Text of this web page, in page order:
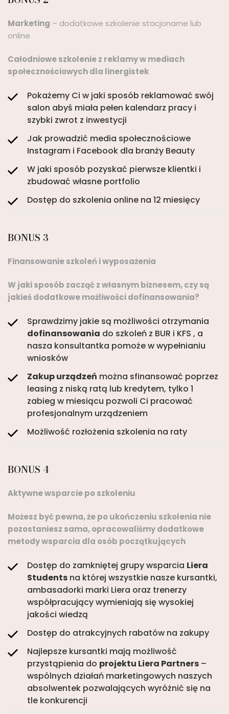
Marketing – dodatkowe szkolenie stacjonarne lub
online
Całodniowe szkolenie z reklamy w mediach
społecznościowych dla linergistek
Pokażemy Ci w jaki sposób reklamować swój
salon abyś miała pełen kalendarz pracy i
szybki zwrot z inwestycji
Jak prowadzić media społecznościowe
Instagram i Facebook dla branży Beauty
W jaki sposób pozyskać pierwsze klientki i
zbudować własne portfolio
Dostęp do szkolenia online na 12 miesięcy
BONUS 3
Finansowanie szkoleń i wyposażenia
W jaki sposób zacząć z własnym biznesem, czy są
jakieś dodatkowe możliwości dofinansowania?
Sprawdzimy jakie są możliwości otrzymania
dofinansowania do szkoleń z BUR i KFS , a
nasza konsultantka pomoże w wypełnianiu
wniosków
Zakup urządzeń można sfinansować poprzez
leasing z niską ratą lub kredytem, tylko 1
zabieg w miesiącu pozwoli Ci pracować
profesjonalnym urządzeniem
Możliwość rozłożenia szkolenia na raty
BONUS 4
Aktywne wsparcie po szkoleniu
Możesz być pewna, że po ukończeniu szkolenia nie
pozostaniesz sama, opracowaliśmy dodatkowe
metody wsparcia dla osób początkujących
Dostęp do zamkniętej grupy wsparcia Liera
Students na której wszystkie nasze kursantki,
ambasadorki marki Liera oraz trenerzy
współpracujący wymieniają się wysokiej
jakości wiedzą
Dostęp do atrakcyjnych rabatów na zakupy
Najlepsze kursantki mają możliwość
przystąpienia do projektu Liera Partners –
wspólnych działań marketingowych naszych
absolwentek pozwalających wyróżnić się na
tle konkurencji